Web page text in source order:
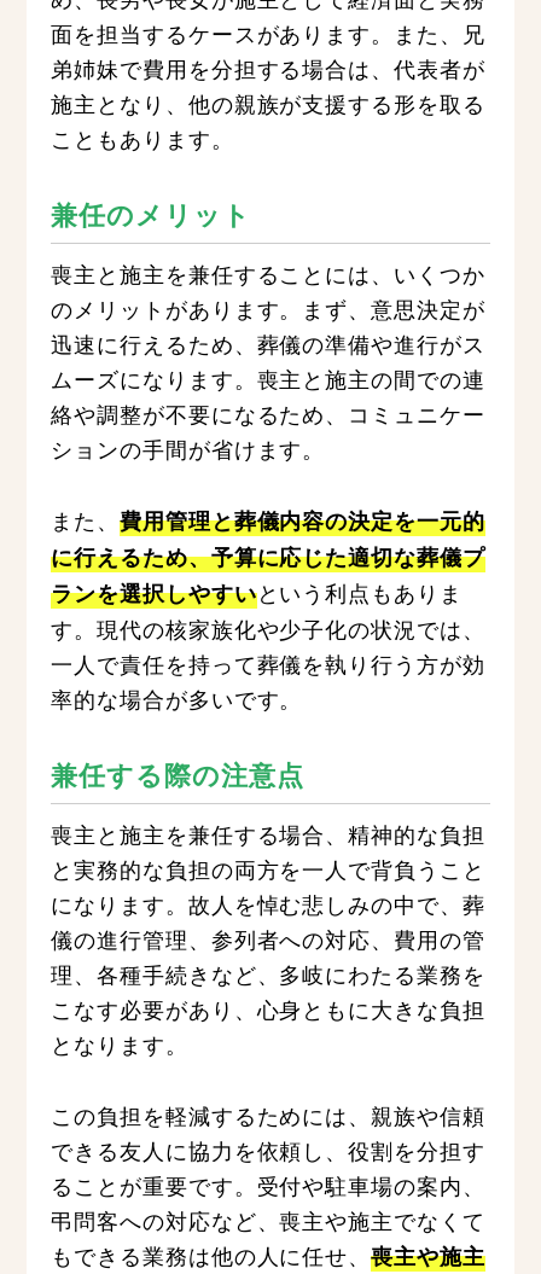
面を担当するケースがあります。また、兄
弟姉妹で費用を分担する場合は、代表者が
施主となり、他の親族が支援する形を取る
こともあります。
兼任のメリット
喪主と施主を兼任することには、いくつか
のメリットがあります。まず、意思決定が
迅速に行えるため、葬儀の準備や進行がス
ムーズになります。喪主と施主の間での連
絡や調整が不要になるため、コミュニケー
ションの手間が省けます。
また、費用管理と葬儀内容の決定を一元的
に行えるため、予算に応じた適切な葬儀プ
ランを選択しやすいという利点もありま
す。現代の核家族化や少子化の状況では、
一人で責任を持って葬儀を執り行う方が効
率的な場合が多いです。
兼任する際の注意点
喪主と施主を兼任する場合、精神的な負担
と実務的な負担の両方を一人で背負うこと
になります。故人を悼む悲しみの中で、葬
儀の進行管理、参列者への対応、費用の管
理、各種手続きなど、多岐にわたる業務を
こなす必要があり、心身ともに大きな負担
となります。
この負担を軽減するためには、親族や信頼
できる友人に協力を依頼し、役割を分担す
ることが重要です。受付や駐車場の案内、
弔問客への対応など、喪主や施主でなくて
もできる業務は他の人に任せ、喪主や施主